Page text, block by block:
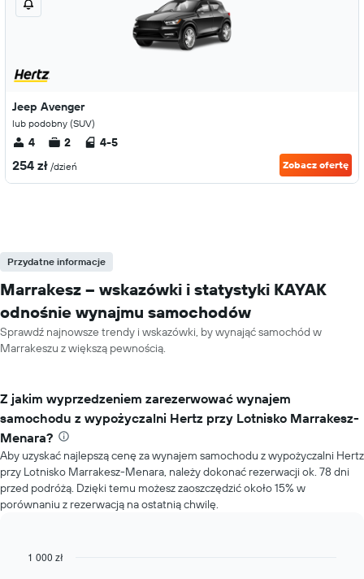
Jeep Avenger
lub podobny (SUV)
4 2 4-5
254 zł /dzień Zobacz ofertę
Przydatne informacje
Marrakesz – wskazówki i statystyki KAYAK
odnośnie wynajmu samochodów
Sprawdź najnowsze trendy i wskazówki, by wynająć samochód w
Marrakeszu z większą pewnością.
Z jakim wyprzedzeniem zarezerwować wynajem
samochodu z wypożyczalni Hertz przy Lotnisko Marrakesz-
Menara?
Aby uzyskać najlepszą cenę za wynajem samochodu z wypożyczalni Hertz
przy Lotnisko Marrakesz-Menara, należy dokonać rezerwacji ok. 78 dni
przed podróżą. Dzięki temu możesz zaoszczędzić około 15% w
porównaniu z rezerwacją na ostatnią chwilę.
Line
Chart
1 000 zł